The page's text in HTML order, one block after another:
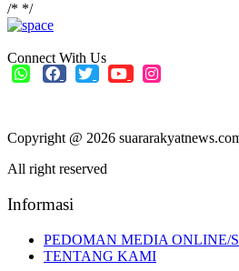
/* */
Connect With Us
Copyright @ 2026
All right reserved
Informasi
PEDOMAN MEDIA ONLINE/
TENTANG KAMI